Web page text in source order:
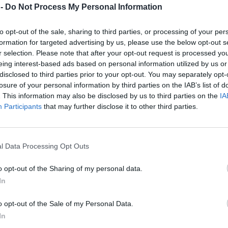
Do Not Process My Personal Information
opt-out of the sale, sharing to third parties, or processing of your
for targeted advertising by us, please use the below opt-out
selection. Please note that after your opt-out request is processed
interest-based ads based on personal information utilized by us
to third parties prior to your opt-out. You may separately
of your personal information by third parties on the IAB’s list of
This information may also be disclosed by us to third parties on the
Participants that may further disclose it to other third parties.
Data Processing Opt Outs
opt-out of the Sharing of my personal data.
opt-out of the Sale of my Personal Data.
Defence Journal», το Typhoon προβλέπεται να
τεχνολογίες που θα αναπτυχθούν για το FCAS. Το
αναδιαμορφωθεί και θα γίνει χρήση
Επιπλέον, θα αυξηθεί η ισχύς των κινητήρων
παρεμβάσεων, το αεροσκάφος θα